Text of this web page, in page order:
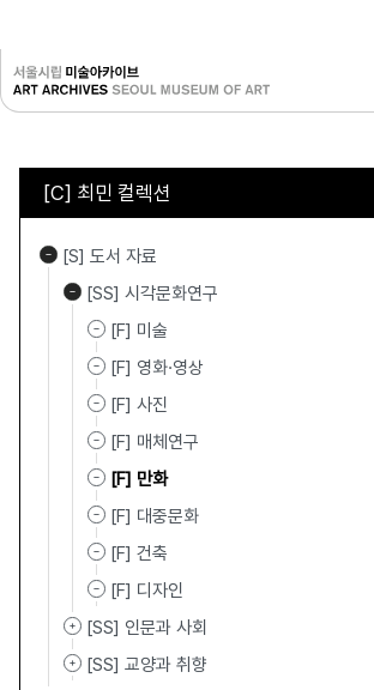
[C] 최민 컬렉션
[S] 도서 자료
[SS] 시각문화연구
[F] 미술
[F] 영화·영상
[F] 사진
[F] 매체연구
[F] 만화
[F] 대중문화
[F] 건축
[F] 디자인
[SS] 인문과 사회
[SS] 교양과 취향